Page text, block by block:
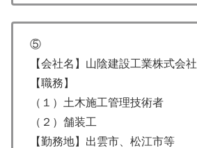
⑤
【会社名】山陰建設工業株式会社
【職務】
（１）土木施工管理技術者
（２）舗装工
【勤務地】出雲市、松江市等